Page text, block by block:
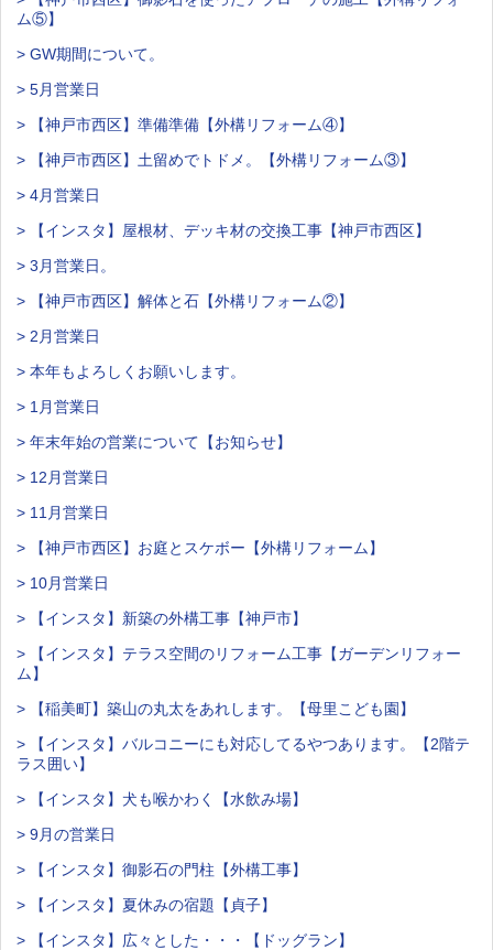
ム⑤】
> GW期間について。
> 5月営業日
> 【神戸市西区】準備準備【外構リフォーム④】
> 【神戸市西区】土留めでトドメ。【外構リフォーム③】
> 4月営業日
> 【インスタ】屋根材、デッキ材の交換工事【神戸市西区】
> 3月営業日。
> 【神戸市西区】解体と石【外構リフォーム②】
> 2月営業日
> 本年もよろしくお願いします。
> 1月営業日
> 年末年始の営業について【お知らせ】
> 12月営業日
> 11月営業日
> 【神戸市西区】お庭とスケボー【外構リフォーム】
> 10月営業日
> 【インスタ】新築の外構工事【神戸市】
> 【インスタ】テラス空間のリフォーム工事【ガーデンリフォー
ム】
> 【稲美町】築山の丸太をあれします。【母里こども園】
> 【インスタ】バルコニーにも対応してるやつあります。【2階テ
ラス囲い】
> 【インスタ】犬も喉かわく【水飲み場】
> 9月の営業日
> 【インスタ】御影石の門柱【外構工事】
> 【インスタ】夏休みの宿題【貞子】
> 【インスタ】広々とした・・・【ドッグラン】